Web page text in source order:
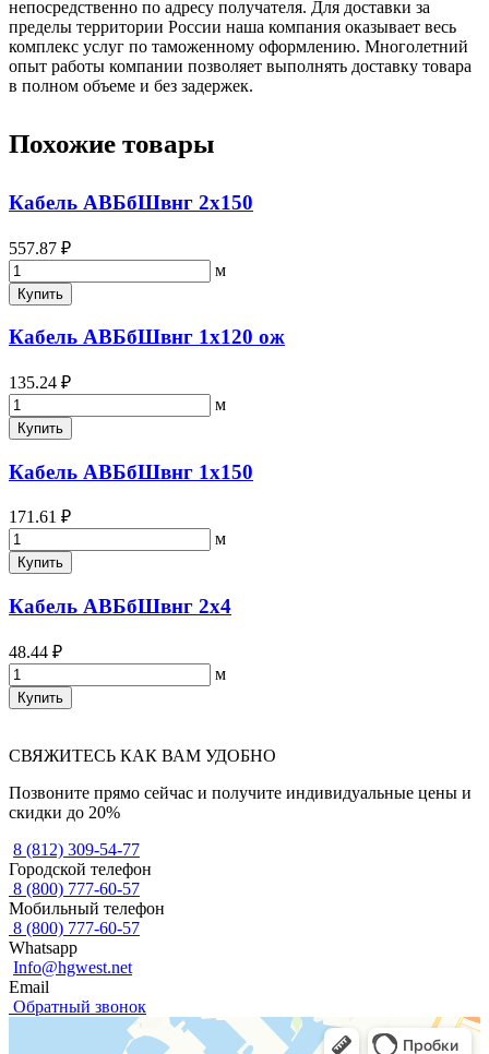
непосредственно по адресу получателя. Для доставки за
пределы территории России наша компания оказывает весь
комплекс услуг по таможенному оформлению. Многолетний
опыт работы компании позволяет выполнять доставку товара
в полном объеме и без задержек.
Похожие товары
Кабель АВБбШвнг 2х150
557.87 ₽
м
Купить
Кабель АВБбШвнг 1х120 ож
135.24 ₽
м
Купить
Кабель АВБбШвнг 1х150
171.61 ₽
м
Купить
Кабель АВБбШвнг 2х4
48.44 ₽
м
Купить
СВЯЖИТЕСЬ КАК ВАМ УДОБНО
Позвоните прямо сейчас и получите индивидуальные цены и
скидки до 20%
8 (812) 309-54-77
Городской телефон
8 (800) 777-60-57
Мобильный телефон
8 (800) 777-60-57
Whatsapp
Info@hgwest.net
Email
Обратный звонок